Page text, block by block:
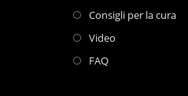
Consigli per la cura
Video
FAQ